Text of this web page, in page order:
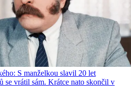
S manželkou slavil 20 let
se vrátil sám. Krátce nato skončil v